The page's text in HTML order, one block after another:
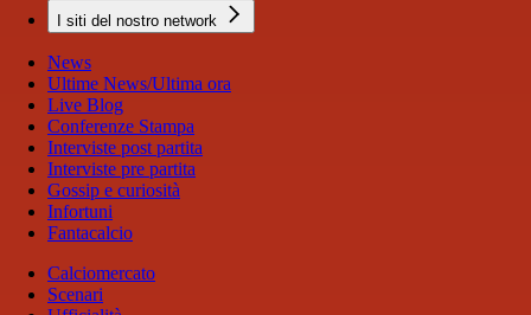
I siti del nostro network
News
Ultime News/Ultima ora
Live Blog
Conferenze Stampa
Interviste post partita
Interviste pre partita
Gossip e curiosità
Infortuni
Fantacalcio
Calciomercato
Scenari